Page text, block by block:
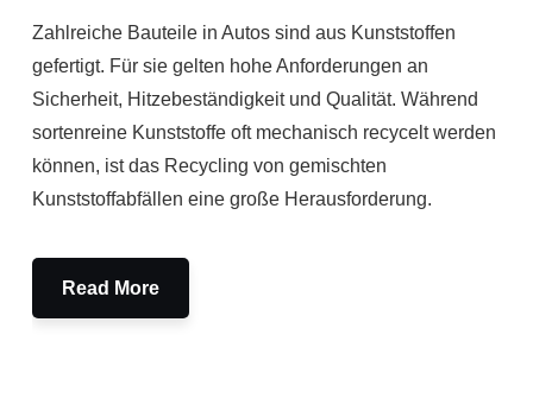
Zahlreiche Bauteile in Autos sind aus Kunststoffen
gefertigt. Für sie gelten hohe Anforderungen an
Sicherheit, Hitzebeständigkeit und Qualität. Während
sortenreine Kunststoffe oft mechanisch recycelt werden
können, ist das Recycling von gemischten
Kunststoffabfällen eine große Herausforderung.
Read More